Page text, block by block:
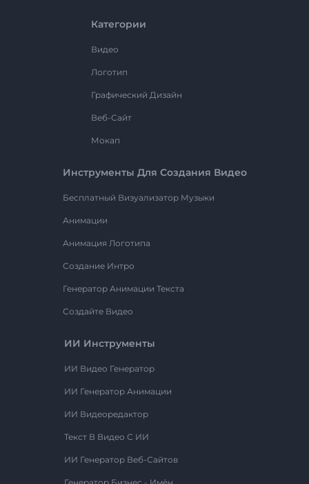
Категории
Видео
Логотип
Графический Дизайн
Веб-Сайт
Мокап
Инструменты Для Создания Видео
Бесплатный Визуализатор Музыки
Анимации
Анимация Логотипа
Создание Интро
Генератор Анимации Текста
Создайте Видео
ИИ Инструменты
ИИ Видео Генератор
ИИ Генератор Анимации
ИИ Видеоредактор
Текст В Видео С ИИ
ИИ Генератор Веб-Сайтов